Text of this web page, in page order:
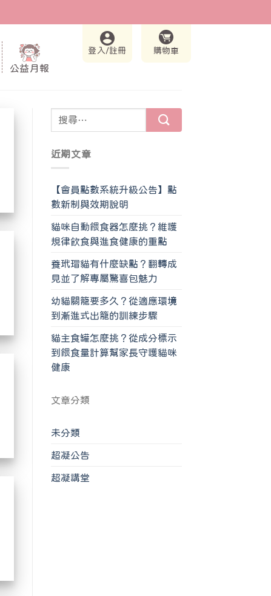
公益月報
登入/註冊 購物車
近期文章
【會員點數系統升級公告】點
數新制與效期說明
貓咪自動餵食器怎麼挑？維護
規律飲食與進食健康的重點
養玳瑁貓有什麼缺點？翻轉成
見並了解專屬驚喜包魅力
幼貓關籠要多久？從適應環境
到漸進式出籠的訓練步驟
貓主食罐怎麼挑？從成分標示
到餵食量計算幫家長守護貓咪
健康
文章分類
未分類
超凝公告
超凝講堂